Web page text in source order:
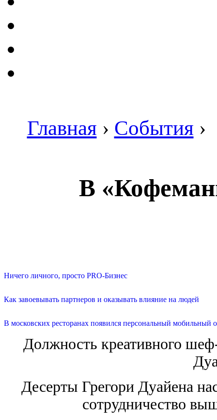
Главная › События ›
В
Ничего личного, просто PRO-Бизнес
Как завоевывать партнеров и оказывать влияние на людей
В московских ресторанах появился персональный мобильный
Должность креативного
Десерты Грегори Дуайена
сотрудничество